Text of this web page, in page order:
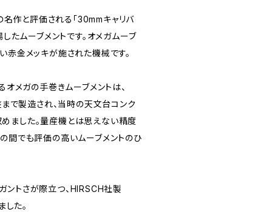
作と評価される「30mmキャリバ
たムーブメントです。オメガムーブ
赤金メッキが施された機械です。
オメガの手巻きムーブメントは、
で製造され、当時の天文台コンク
ました。量産機とは思えない精度
間でも評価の高いムーブメントのひ
ントさが際立つ、HIRSCH社製
た。